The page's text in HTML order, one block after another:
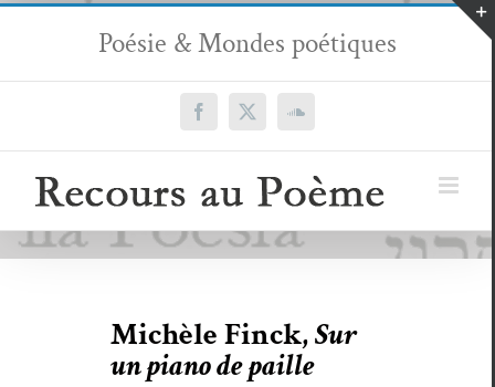
Passer
contenu
Poésie & Mondes poétiques
Facebook
X SoundCloud
Michèle Finck,Sur
un piano de paille